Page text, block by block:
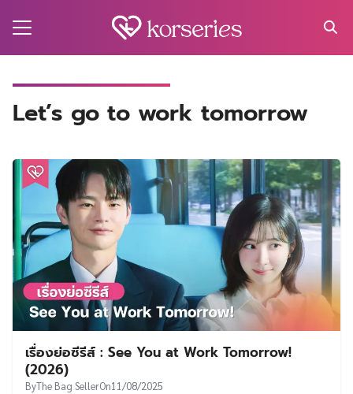
Let’s go to work tomorrow
เรื่องย่อซีรีส์ : See You at Work Tomorrow!
(2026)
ByThe Bag SellerOn11/08/2025